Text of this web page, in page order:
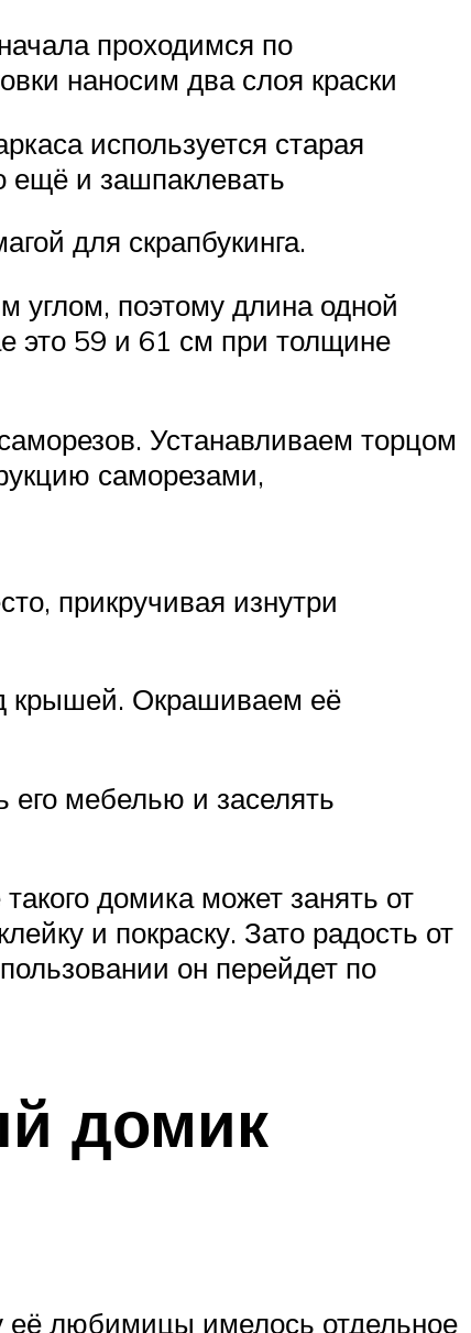
проходимся по
наносим два слоя краски
используется старая
ещё и зашпаклевать
для скрапбукинга.
углом, поэтому длина одной
это 59 и 61 см при толщине
Устанавливаем торцом
саморезами,
прикручивая изнутри
крышей. Окрашиваем её
его мебелью и заселять
домика может занять от
и покраску. Зато радость от
он перейдет по
домик
её любимицы имелось отдельное